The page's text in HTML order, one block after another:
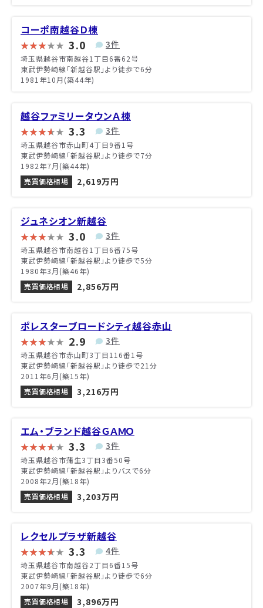
コーポ南越谷Ｄ棟
3.0 3件
埼玉県越谷市南越谷1丁目6番62号
東武伊勢崎線「新越谷駅」より徒歩で6分
1981年10月(築44年)
越谷ファミリータウンＡ棟
3.3 3件
埼玉県越谷市赤山町4丁目9番1号
東武伊勢崎線「新越谷駅」より徒歩で7分
1982年7月(築44年)
売買価格相場
2,619万円
ジュネシオン新越谷
3.0 3件
埼玉県越谷市南越谷1丁目6番75号
東武伊勢崎線「新越谷駅」より徒歩で5分
1980年3月(築46年)
売買価格相場
2,856万円
ポレスターブロードシティ越谷赤山
2.9 3件
埼玉県越谷市赤山町3丁目116番1号
東武伊勢崎線「新越谷駅」より徒歩で21分
2011年6月(築15年)
売買価格相場
3,216万円
エム・ブランド越谷ＧＡＭＯ
3.3 3件
埼玉県越谷市蒲生3丁目3番50号
東武伊勢崎線「新越谷駅」よりバスで6分
2008年2月(築18年)
売買価格相場
3,203万円
レクセルプラザ新越谷
3.3 4件
埼玉県越谷市南越谷2丁目6番15号
東武伊勢崎線「新越谷駅」より徒歩で6分
2007年9月(築18年)
売買価格相場
3,896万円